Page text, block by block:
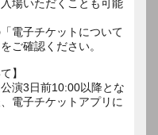
場いただくことも可能
電子チケットについて
ご確認ください。
】
演3日前10:00以降とな
電子チケットアプリに